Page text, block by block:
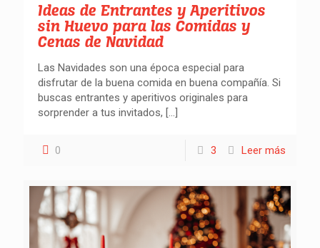
Ideas de Entrantes y Aperitivos
sin Huevo para las Comidas y
Cenas de Navidad
Las Navidades son una época especial para
disfrutar de la buena comida en buena compañía. Si
buscas entrantes y aperitivos originales para
sorprender a tus invitados, […]
0 3 Leer más